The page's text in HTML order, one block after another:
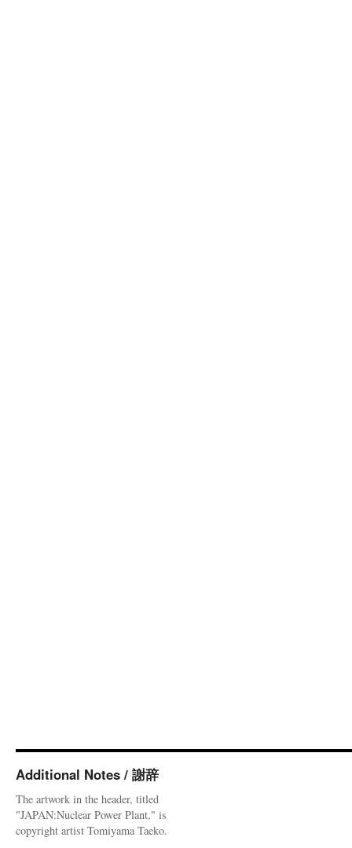
Additional Notes / 謝辞
The artwork in the header, titled
"JAPAN:Nuclear Power Plant," is
copyright artist Tomiyama Taeko.